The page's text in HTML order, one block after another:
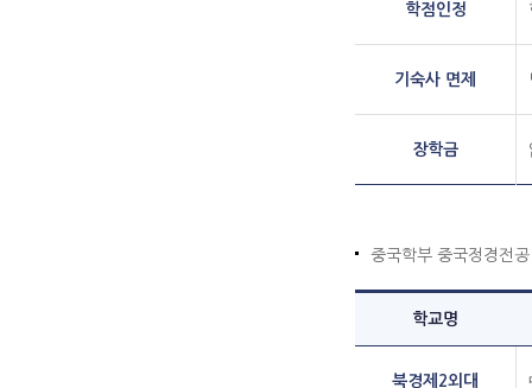
학점인정
기숙사 면제
장학금
중국학부 중국정경전
학교명
북경제2외대